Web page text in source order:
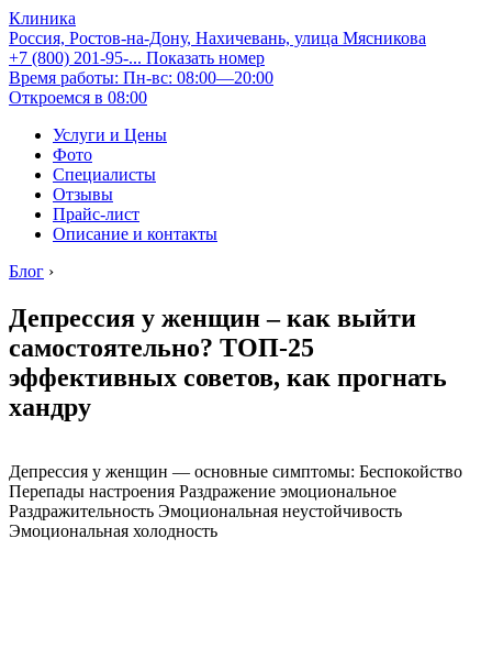
Клиника
Россия, Ростов-на-Дону, Нахичевань, улица Мясникова
+7 (800) 201-95-... Показать номер
Время работы: Пн-вс: 08:00—20:00
Откроемся в 08:00
Услуги и Цены
Фото
Специалисты
Отзывы
Прайс-лист
Описание и контакты
Блог ›
Депрессия у женщин – как выйти
самостоятельно? ТОП-25
эффективных советов, как прогнать
хандру
Депрессия у женщин — основные симптомы: Беспокойство
Перепады настроения Раздражение эмоциональное
Раздражительность Эмоциональная неустойчивость
Эмоциональная холодность